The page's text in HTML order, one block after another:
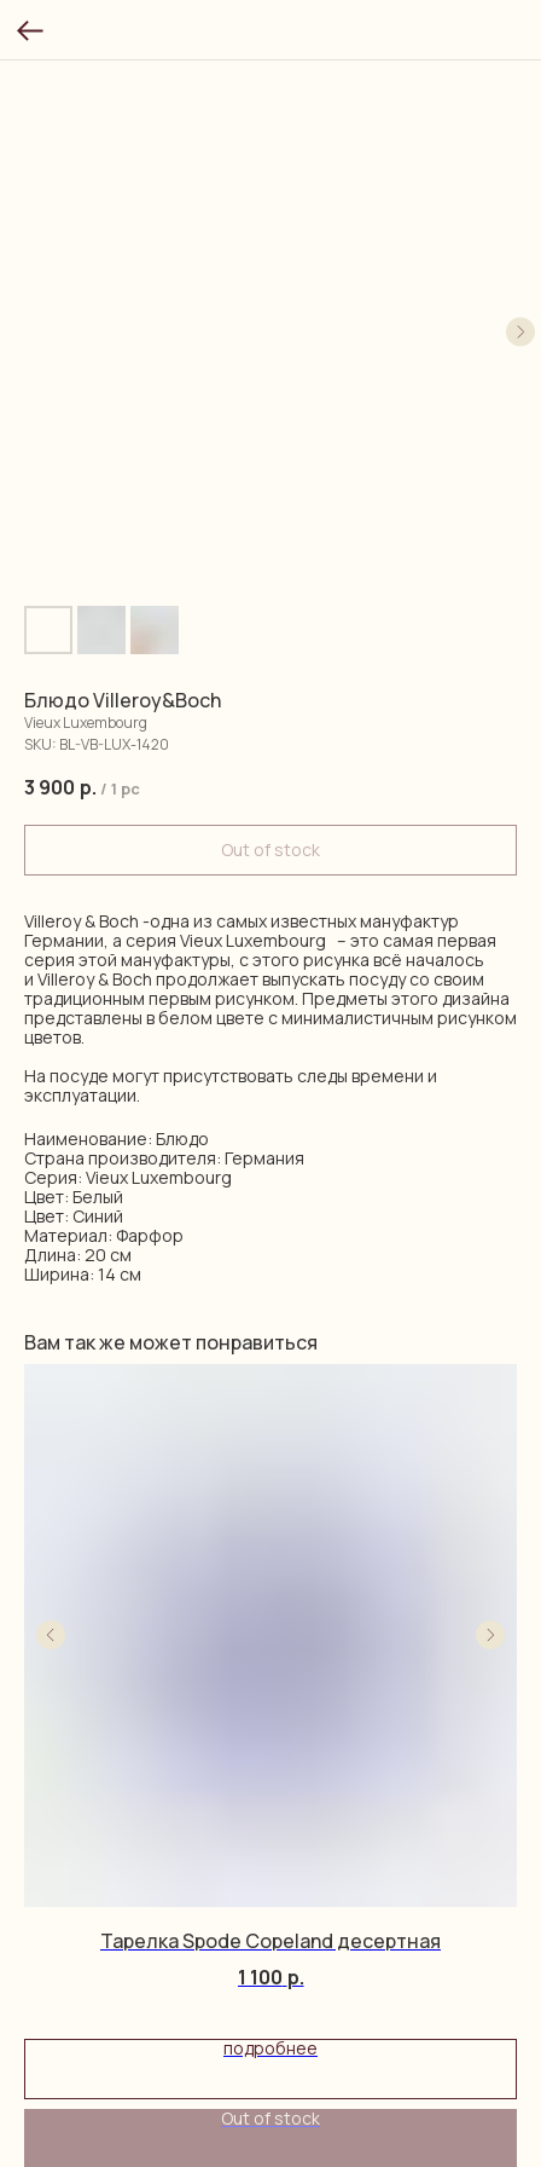
Блюдо Villeroy&Boch
Vieux Luxembourg
SKU: BL-VB-LUX-1420
3 900 р. / 1 pc
Out of stock
Villeroy & Boch -одна из самых известных мануфактур
Германии, а серия Vieux Luxembourg – это самая первая
серия этой мануфактуры, с этого рисунка всё началось
и Villeroy & Boch продолжает выпускать посуду со своим
традиционным первым рисунком. Предметы этого дизайна
представлены в белом цвете с минималистичным рисунком
цветов.
На посуде могут присутствовать следы времени и
эксплуатации.
Наименование: Блюдо
Страна производителя: Германия
Серия: Vieux Luxembourg
Цвет: Белый
Цвет: Синий
Материал: Фарфор
Длина: 20 см
Ширина: 14 см
Вам так же может понравиться
Тарелка Spode Copeland десертная
1 100 р.
подробнее
Out of stock